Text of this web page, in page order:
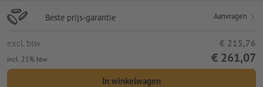
Beste prijs-garantie Aanvragen
excl. btw € 215,76
incl. 21% btw € 261,07
In winkelwagen